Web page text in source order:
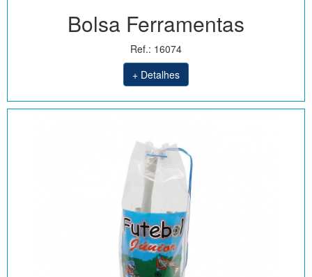
Bolsa Ferramentas
Ref.: 16074
+ Detalhes